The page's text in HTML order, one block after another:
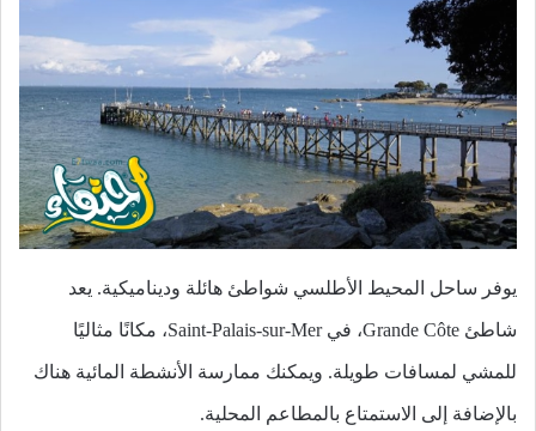
يوفر ساحل المحيط الأطلسي شواطئ هائلة وديناميكية. يعد
شاطئ Grande Côte، في Saint-Palais-sur-Mer، مكانًا مثاليًا
للمشي لمسافات طويلة. ويمكنك ممارسة الأنشطة المائية هناك
بالإضافة إلى الاستمتاع بالمطاعم المحلية.